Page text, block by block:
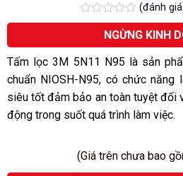
Được
hạng
0.0
5
sao
(đánh
NGỪNG KINH
Tấm lọc 3M 5N11 N95 là sản
chuẩn NIOSH-N95, có chức năng
siêu tốt đảm bảo an toàn tuyệt đối
động trong suốt quá trình làm việc.
(Giá trên chưa bao